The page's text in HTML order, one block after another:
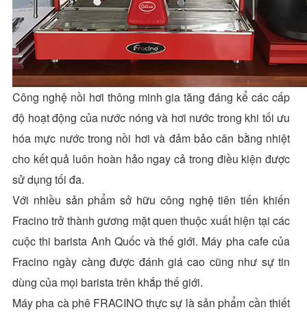
Công nghệ nồi hơi thông minh gia tăng đáng kể các cấp
độ hoạt động của nước nóng và hơi nước trong khi tối ưu
hóa mực nước trong nồi hơi và đảm bảo cân bằng nhiệt
cho kết quả luôn hoàn hảo ngay cả trong điều kiện được
sử dụng tối đa.
Với nhiều sản phẩm sở hữu công nghệ tiên tiến khiến
Fracino trở thành gương mặt quen thuộc xuất hiện tại các
cuộc thi barista Anh Quốc và thế giới. Máy pha cafe của
Fracino ngày càng được đánh giá cao cũng như sự tin
dùng của mọi barista trên khắp thế giới.
Máy pha cà phê FRACINO thực sự là sản phẩm cần thiết